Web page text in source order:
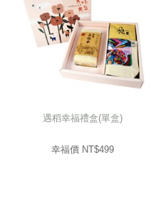
遇稻幸福禮盒(單盒)
幸福價 NT$499